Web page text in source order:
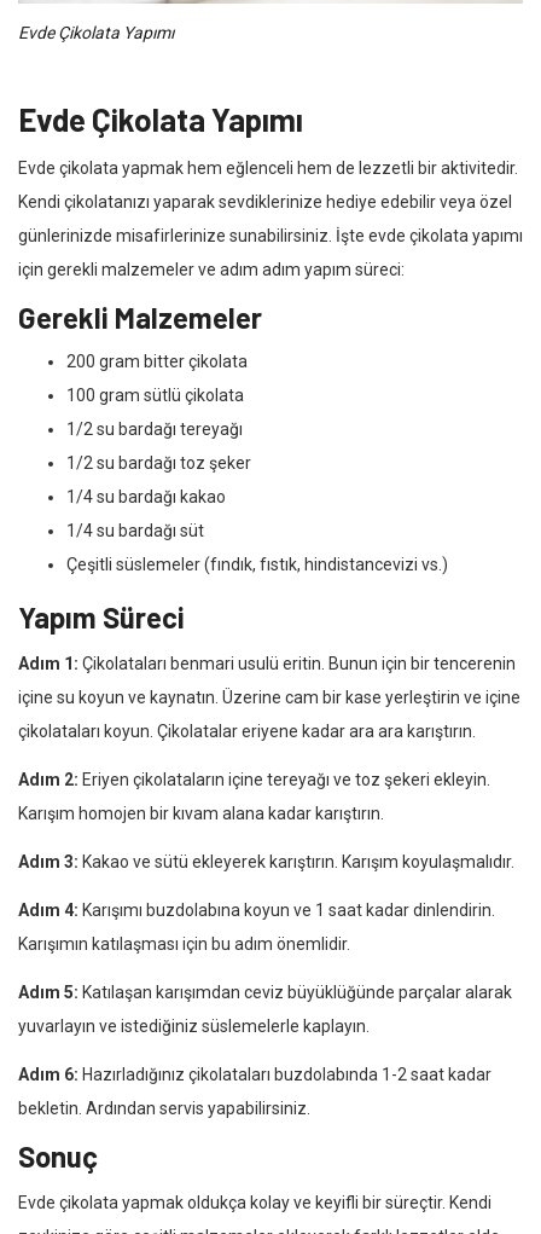
Evde Çikolata Yapımı
Evde Çikolata Yapımı
Evde çikolata yapmak hem eğlenceli hem de lezzetli bir aktivitedir.
Kendi çikolatanızı yaparak sevdiklerinize hediye edebilir veya özel
günlerinizde misafirlerinize sunabilirsiniz. İşte evde çikolata yapımı
için gerekli malzemeler ve adım adım yapım süreci:
Gerekli Malzemeler
200 gram bitter çikolata
100 gram sütlü çikolata
1/2 su bardağı tereyağı
1/2 su bardağı toz şeker
1/4 su bardağı kakao
1/4 su bardağı süt
Çeşitli süslemeler (fındık, fıstık, hindistancevizi vs.)
Yapım Süreci
Adım 1: Çikolataları benmari usulü eritin. Bunun için bir tencerenin
içine su koyun ve kaynatın. Üzerine cam bir kase yerleştirin ve içine
çikolataları koyun. Çikolatalar eriyene kadar ara ara karıştırın.
Adım 2: Eriyen çikolataların içine tereyağı ve toz şekeri ekleyin.
Karışım homojen bir kıvam alana kadar karıştırın.
Adım 3: Kakao ve sütü ekleyerek karıştırın. Karışım koyulaşmalıdır.
Adım 4: Karışımı buzdolabına koyun ve 1 saat kadar dinlendirin.
Karışımın katılaşması için bu adım önemlidir.
Adım 5: Katılaşan karışımdan ceviz büyüklüğünde parçalar alarak
yuvarlayın ve istediğiniz süslemelerle kaplayın.
Adım 6: Hazırladığınız çikolataları buzdolabında 1-2 saat kadar
bekletin. Ardından servis yapabilirsiniz.
Sonuç
Evde çikolata yapmak oldukça kolay ve keyifli bir süreçtir. Kendi